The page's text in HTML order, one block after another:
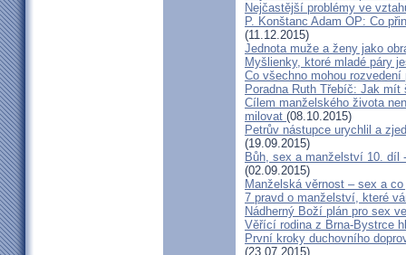
Nejčastější problémy ve
P. Konštanc Adam OP: Co
(11.12.2015)
Jednota muže a ženy jako
Myšlienky, ktoré mladé páry
Co všechno mohou
Poradna Ruth Třebíč: Jak
Cílem manželského života
milovat (08.10.2015)
Petrův nástupce urychlil a
(19.09.2015)
Bůh, sex a manželství 10. díl
(02.09.2015)
Manželská věrnost – sex a
7 pravd o manželství, které
Nádherný Boží plán pro sex
Věřící rodina z Brna-Bystrce
První kroky duchovního
(23.07.2015)